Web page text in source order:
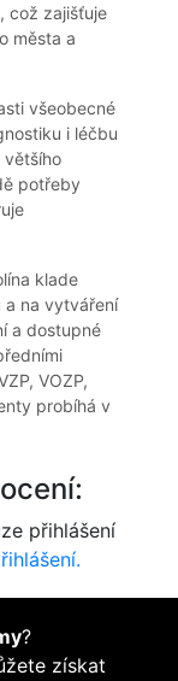
což zajišťuje
města a
všeobecné
i léčbu
většího
potřeby
klade
a na vytváření
a dostupné
VOZP,
probíhá v
přihlášení
?
získat